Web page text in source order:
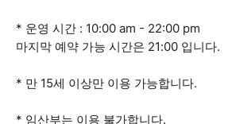
* 운영 시간 : 10:00 am - 22:00 pm
마지막 예약 가능 시간은 21:00 입니다.
* 만 15세 이상만 이용 가능합니다.
* 임산부는 이용 불가합니다.